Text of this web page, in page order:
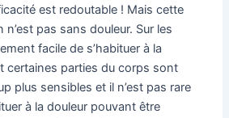
est redoutable ! Mais cette
n’est pas sans douleur. Sur les
facile de s’habituer à la
certaines parties du corps sont
plus sensibles et il n’est pas rare
à la douleur pouvant être